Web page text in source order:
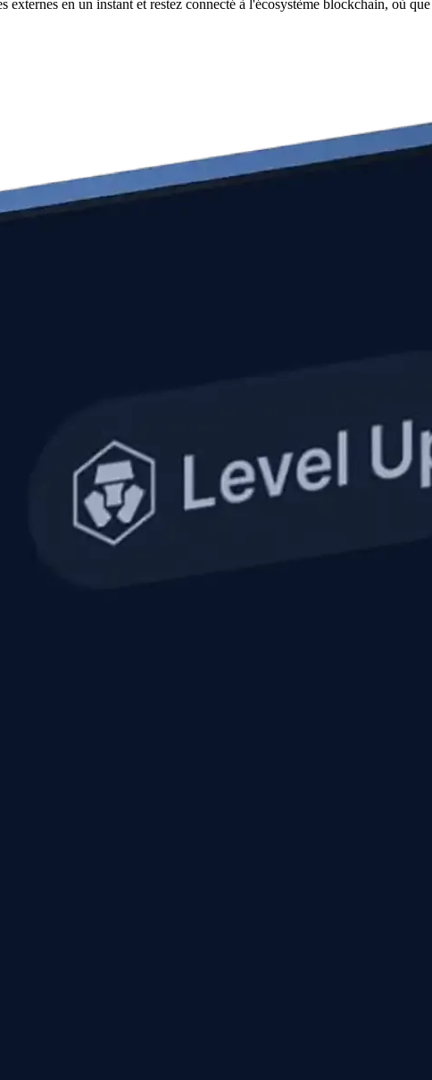
en un instant et restez connecté à l'écosystème blockchain, où que